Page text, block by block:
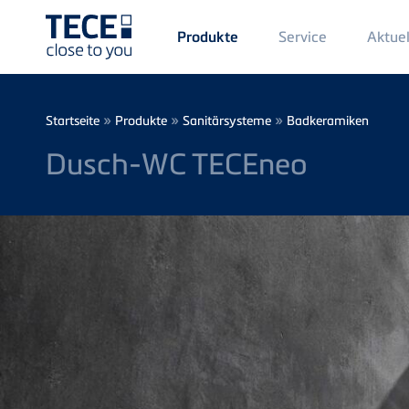
Main
Menü
1
Produkte Service
Breadcrumb
Startseite » Produkte » Sanitärsysteme » Badkeramiken
Dusch-WC TECEneo